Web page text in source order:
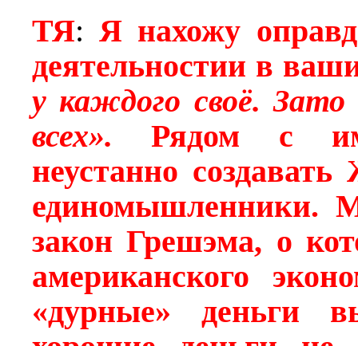
ТЯ:Я нахожу
деятельностии в
у каждого своё.
всех».Рядом с
неустанно
единомышленники.
закон Грешэма, о
американского
«дурные» деньги